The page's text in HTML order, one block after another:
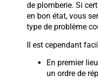
de plomberie. Si
en bon état, vous
type de problème
Il est cependant
En premier
un ordre de